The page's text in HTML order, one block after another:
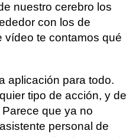
nuestro cerebro los
con los de
vídeo te contamos qué
aplicación para todo.
tipo de acción, y de
que ya no
personal de